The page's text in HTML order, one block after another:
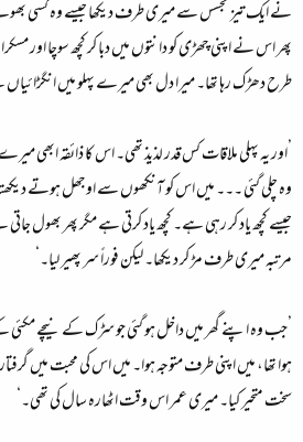
نے ایک تیز تجسس سے میری طرف دیکھا جیسے وہ کسی
پھر اس نے اپنی چھڑی کو دانتوں میں دبا کر کچھ سوچا اور
طرح دھڑک رہا تھا۔ میرا دل بھی میرے پہلو میں انگڑائیاں
’اور یہ پہلی ملاقات کس قدر لذیذ تھی۔ اس کا ذائقہ
وہ چلی گئی ۔۔۔ میں اس کو آنکھوں سے اوجھل ہوتے
جیسے کچھ یاد کر رہی ہے۔ کچھ یاد کرتی ہے مگر پھر
مرتبہ میری طرف مڑ کر دیکھا۔ لیکن فوراً سر پھیر لیا۔‘
’جب وہ اپنے گھر میں داخل ہو گئی جو سڑک کے نیچے
ہوا تھا، میں اپنی طرف متوجہ ہوا۔ میں اس کی محبت میں
سخت متحیر کیا۔ میری عمر اس وقت اٹھارہ سال کی تھی۔‘